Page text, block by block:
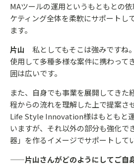
MAツールの運用というもともとの
ケティング全体を柔軟にサポートし
ます。
片山 私としてもそこは強みですね
使用して多種多様な案件に携わって
囲は広いです。
また、自身でも事業を展開してきた
程からの流れを理解した上で提案さ
Life Style Innovation様はもともと
いますが、それ以外の部分も強化で
器」を作るイメージでサポートして
——片山さんがどのようにしてご自